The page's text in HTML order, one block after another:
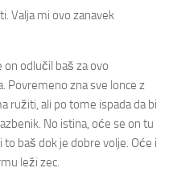
Valja mi ovo zanavek
on odlučil baš za ovo
Povremeno zna sve lonce z
ružiti, ali po tome ispada da bi
No istina, oće se on tu
baš dok je dobre volje. Oće i
leži zec.